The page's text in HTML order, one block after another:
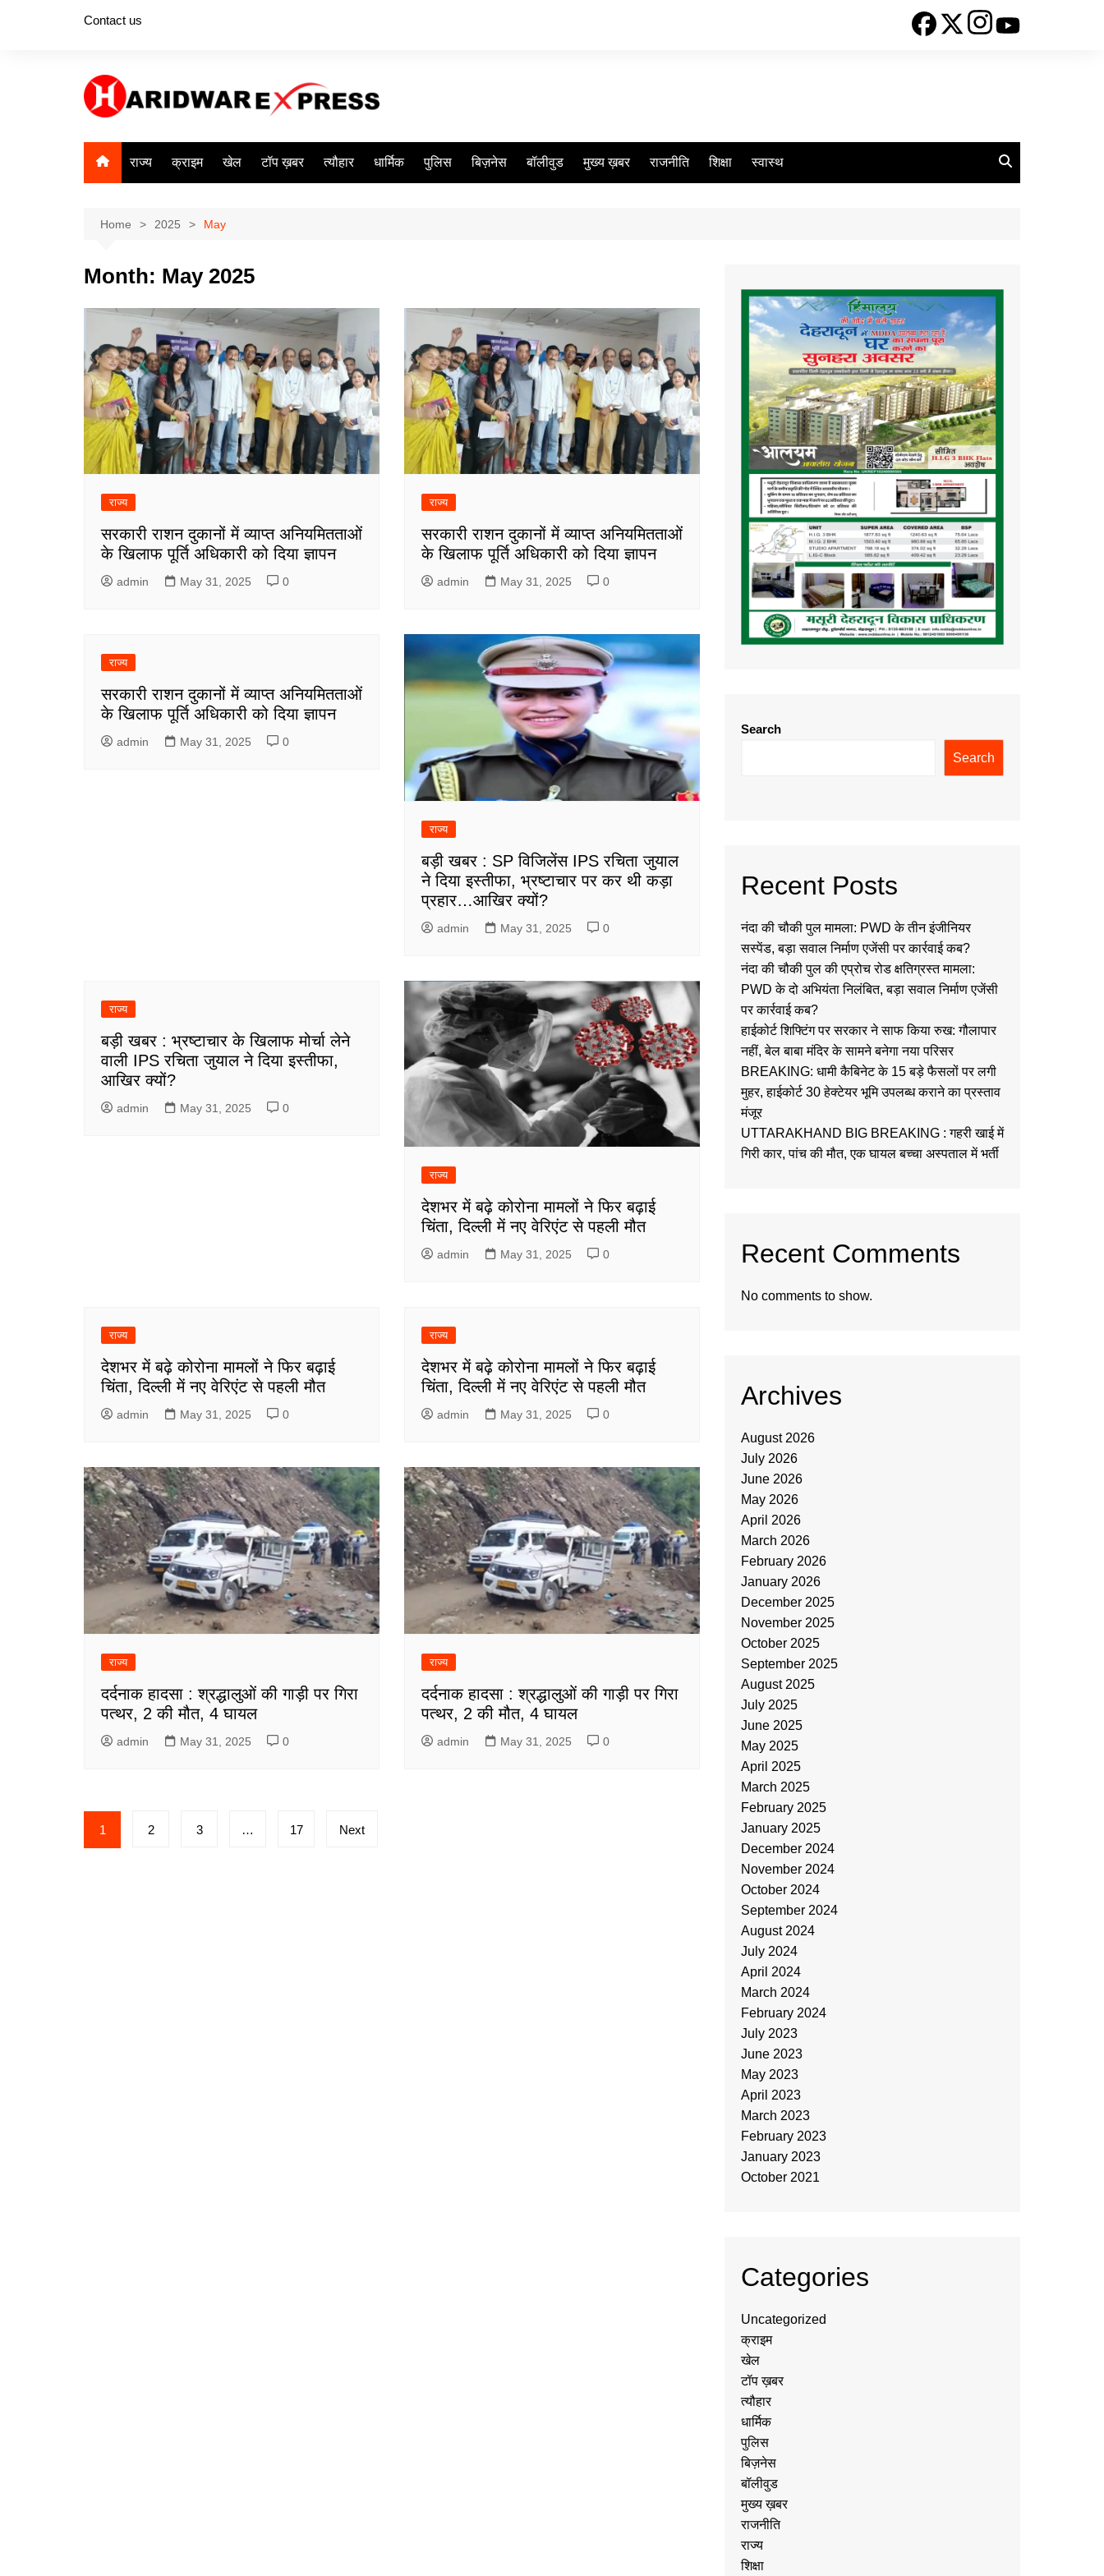
Contact us
राज्य क्राइम खेल टॉप ख़बर त्यौहार धार्मिक पुलिस बिज़नेस बॉलीवुड मुख्य ख़बर राजनीति शिक्षा स्वास्थ
Home 2025 May
Month: May 2025
राज्य
सरकारी राशन दुकानों में व्याप्त अनियमितताओं
के खिलाफ पूर्ति अधिकारी को दिया ज्ञापन
admin May 31, 2025 0
राज्य
सरकारी राशन दुकानों में व्याप्त अनियमितताओं
के खिलाफ पूर्ति अधिकारी को दिया ज्ञापन
admin May 31, 2025 0
राज्य
सरकारी राशन दुकानों में व्याप्त अनियमितताओं
के खिलाफ पूर्ति अधिकारी को दिया ज्ञापन
admin May 31, 2025 0
राज्य
बड़ी खबर : SP विजिलेंस IPS रचिता जुयाल
ने दिया इस्तीफा, भ्रष्टाचार पर कर थी कड़ा
प्रहार…आखिर क्यों?
admin May 31, 2025 0
राज्य
बड़ी खबर : भ्रष्टाचार के खिलाफ मोर्चा लेने
वाली IPS रचिता जुयाल ने दिया इस्तीफा,
आखिर क्यों?
admin May 31, 2025 0
राज्य
देशभर में बढ़े कोरोना मामलों ने फिर बढ़ाई
चिंता, दिल्ली में नए वेरिएंट से पहली मौत
admin May 31, 2025 0
राज्य
देशभर में बढ़े कोरोना मामलों ने फिर बढ़ाई
चिंता, दिल्ली में नए वेरिएंट से पहली मौत
admin May 31, 2025 0
राज्य
देशभर में बढ़े कोरोना मामलों ने फिर बढ़ाई
चिंता, दिल्ली में नए वेरिएंट से पहली मौत
admin May 31, 2025 0
राज्य
दर्दनाक हादसा : श्रद्धालुओं की गाड़ी पर गिरा
पत्थर, 2 की मौत, 4 घायल
admin May 31, 2025 0
राज्य
दर्दनाक हादसा : श्रद्धालुओं की गाड़ी पर गिरा
पत्थर, 2 की मौत, 4 घायल
admin May 31, 2025 0
Posts
pagination
1 2 3 … 17 Next
Search
Search
Recent Posts
नंदा की चौकी पुल मामला: PWD के तीन इंजीनियर
सस्पेंड, बड़ा सवाल निर्माण एजेंसी पर कार्रवाई कब?
नंदा की चौकी पुल की एप्रोच रोड क्षतिग्रस्त मामला:
PWD के दो अभियंता निलंबित, बड़ा सवाल निर्माण एजेंसी
पर कार्रवाई कब?
हाईकोर्ट शिफ्टिंग पर सरकार ने साफ किया रुख: गौलापार
नहीं, बेल बाबा मंदिर के सामने बनेगा नया परिसर
BREAKING: धामी कैबिनेट के 15 बड़े फैसलों पर लगी
मुहर, हाईकोर्ट 30 हेक्टेयर भूमि उपलब्ध कराने का प्रस्ताव
मंजूर
UTTARAKHAND BIG BREAKING : गहरी खाई में
गिरी कार, पांच की मौत, एक घायल बच्चा अस्पताल में भर्ती
Recent Comments
No comments to show.
Archives
August 2026
July 2026
June 2026
May 2026
April 2026
March 2026
February 2026
January 2026
December 2025
November 2025
October 2025
September 2025
August 2025
July 2025
June 2025
May 2025
April 2025
March 2025
February 2025
January 2025
December 2024
November 2024
October 2024
September 2024
August 2024
July 2024
April 2024
March 2024
February 2024
July 2023
June 2023
May 2023
April 2023
March 2023
February 2023
January 2023
October 2021
Categories
Uncategorized
क्राइम
खेल
टॉप ख़बर
त्यौहार
धार्मिक
पुलिस
बिज़नेस
बॉलीवुड
मुख्य ख़बर
राजनीति
राज्य
शिक्षा